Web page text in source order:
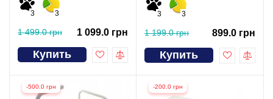
3 3
1 499.0 грн 1 099.0 грн
Купить
3 3
1 199.0 грн 899.0 грн
Купить
-500.0 грн -200.0 грн